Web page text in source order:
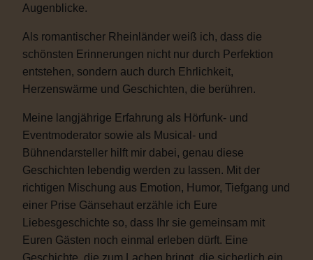
Augenblicke.
Als romantischer Rheinländer weiß ich, dass die
schönsten Erinnerungen nicht nur durch Perfektion
entstehen, sondern auch durch Ehrlichkeit,
Herzenswärme und Geschichten, die berühren.
Meine langjährige Erfahrung als Hörfunk- und
Eventmoderator sowie als Musical- und
Bühnendarsteller hilft mir dabei, genau diese
Geschichten lebendig werden zu lassen. Mit der
richtigen Mischung aus Emotion, Humor, Tiefgang und
einer Prise Gänsehaut erzähle ich Eure
Liebesgeschichte so, dass Ihr sie gemeinsam mit
Euren Gästen noch einmal erleben dürft. Eine